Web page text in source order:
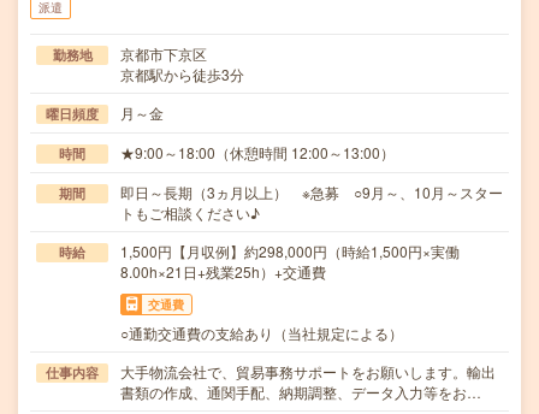
派遣
勤務地
京都市下京区
京都駅から徒歩3分
曜日頻度 月～金
時間 ★9:00～18:00（休憩時間 12:00～13:00）
期間
即日～長期（3ヵ月以上） ※急募 ○9月～、10月～スター
トもご相談ください♪
時給
1,500円【月収例】約298,000円（時給1,500円×実働
8.00h×21日+残業25h）+交通費
交通費
○通勤交通費の支給あり（当社規定による）
仕事内容
大手物流会社で、貿易事務サポートをお願いします。輸出
書類の作成、通関手配、納期調整、データ入力等をお…